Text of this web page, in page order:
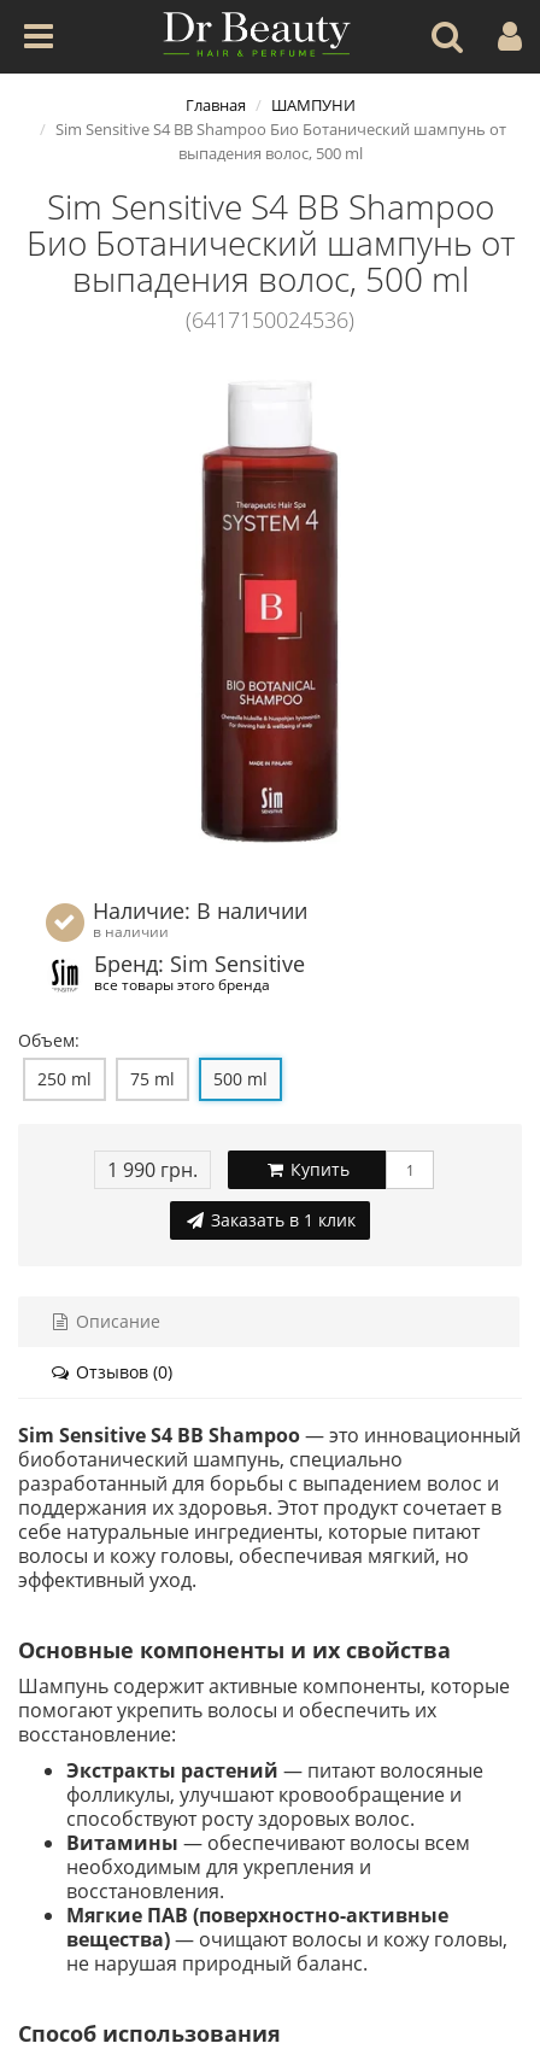
Главная
ШАМПУНИ
Sim Sensitive S4 BB Shampoo Био Ботанический шампунь от
выпадения волос, 500 ml
Sim Sensitive S4 BB Shampoo
Био Ботанический шампунь от
выпадения волос, 500 ml
(6417150024536)
Наличие: В наличии
в наличии
Бренд: Sim Sensitive
все товары этого бренда
Объем:
250 ml
75 ml 500 ml
1 990 грн. Купить
Заказать в 1 клик
Описание
Отзывов (0)
Sim Sensitive S4 BB Shampoo— это инновационный
биоботанический шампунь, специально
разработанный для борьбы с выпадением волос и
поддержания их здоровья. Этот продукт сочетает в
себе натуральные ингредиенты, которые питают
волосы и кожу головы, обеспечивая мягкий, но
эффективный уход.
Основные компоненты и их свойства
Шампунь содержит активные компоненты, которые
помогают укрепить волосы и обеспечить их
восстановление:
Экстракты растений — питают волосяные
фолликулы, улучшают кровообращение и
способствуют росту здоровых волос.
Витамины — обеспечивают волосы всем
необходимым для укрепления и
восстановления.
Мягкие ПАВ (поверхностно-активные
вещества)— очищают волосы и кожу головы,
не нарушая природный баланс.
Способ использования